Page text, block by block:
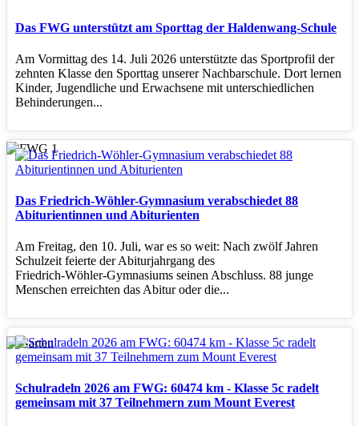
Das FWG unterstützt am Sporttag der Haldenwang-Schule
Am Vormittag des 14. Juli 2026 unterstützte das Sportprofil der
zehnten Klasse den Sporttag unserer Nachbarschule. Dort lernen
Kinder, Jugendliche und Erwachsene mit unterschiedlichen
Behinderungen...
Das Friedrich-Wöhler-Gymnasium verabschiedet 88
Abiturientinnen und Abiturienten
Am Freitag, den 10. Juli, war es so weit: Nach zwölf Jahren
Schulzeit feierte der Abiturjahrgang des
Friedrich‑Wöhler‑Gymnasiums seinen Abschluss. 88 junge
Menschen erreichten das Abitur oder die...
Schulradeln 2026 am FWG: 60474 km - Klasse 5c radelt
gemeinsam mit 37 Teilnehmern zum Mount Everest